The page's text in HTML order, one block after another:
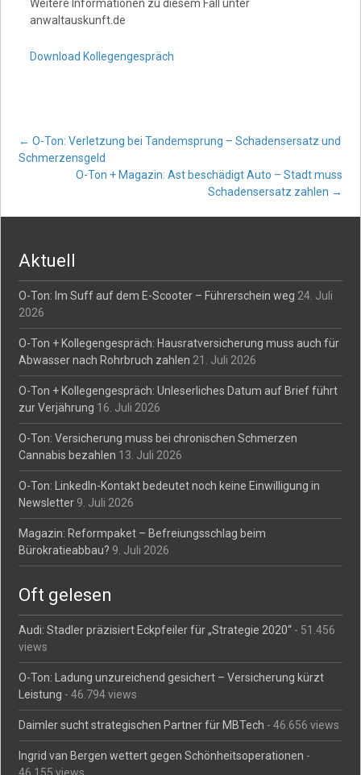
Weitere Informationen zu diesem Fall unter
anwaltauskunft.de
Download Kollegengespräch
Post
navigation
← O-Ton: Verletzung bei Tandemsprung – Schadensersatz und
Schmerzensgeld
O-Ton + Magazin: Ast beschädigt Auto – Stadt muss
Schadensersatz zahlen →
Aktuell
O-Ton: Im Suff auf dem E-Scooter – Führerschein weg 24. Juli
2026
O-Ton + Kollegengespräch: Hausratversicherung muss auch für
Abwasser nach Rohrbruch zahlen 21. Juli 2026
O-Ton + Kollegengespräch: Unleserliches Datum auf Brief führt
zur Verjährung 16. Juli 2026
O-Ton: Versicherung muss bei chronischen Schmerzen
Cannabis bezahlen 13. Juli 2026
O-Ton: LinkedIn-Kontakt bedeutet noch keine Einwilligung in
Newsletter 9. Juli 2026
Magazin: Reformpaket – Befreiungsschlag beim
Bürokratieabbau? 9. Juli 2026
Oft gelesen
Audi: Stadler präzisiert Eckpfeiler für „Strategie 2020“ - 51.456
views
O-Ton: Ladung unzureichend gesichert – Versicherung kürzt
Leistung - 46.794 views
Daimler sucht strategischen Partner für MBTech - 46.656 views
Ingrid van Bergen wettert gegen Schönheitsoperationen -